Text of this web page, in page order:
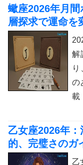
蠍座2026年月
層探求で運命を
解
の
載
乙女座2026年：
的、完璧さのガ
乙